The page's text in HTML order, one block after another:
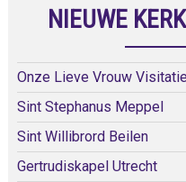
NIEUWE
Onze Lieve Vrouw
Sint Stephanus Meppel
Sint Willibrord Beilen
Gertrudiskapel Utrecht